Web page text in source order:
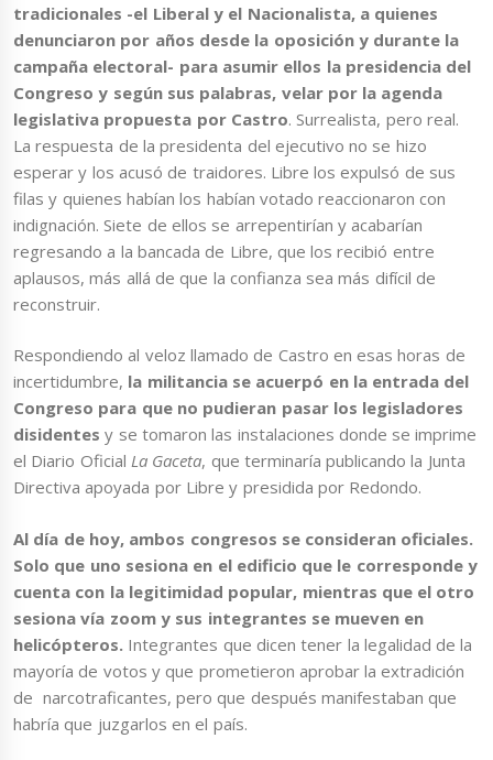
tradicionales -el Liberal y el Nacionalista, a quienes
denunciaron por años desde la oposición y durante la
campaña electoral- para asumir ellos la presidencia del
Congreso y según sus palabras, velar por la agenda
legislativa propuesta por Castro. Surrealista, pero real.
La respuesta de la presidenta del ejecutivo no se hizo
esperar y los acusó de traidores. Libre los expulsó de sus
filas y quienes habían los habían votado reaccionaron con
indignación. Siete de ellos se arrepentirían y acabarían
regresando a la bancada de Libre, que los recibió entre
aplausos, más allá de que la confianza sea más difícil de
reconstruir.
Respondiendo al veloz llamado de Castro en esas horas de
incertidumbre, la militancia se acuerpó en la entrada del
Congreso para que no pudieran pasar los legisladores
disidentesy se tomaron las instalaciones donde se imprime
el Diario Oficial La Gaceta, que terminaría publicando la Junta
Directiva apoyada por Libre y presidida por Redondo.
Al día de hoy, ambos congresos se consideran oficiales.
Solo que uno sesiona en el edificio que le corresponde y
cuenta con la legitimidad popular, mientras que el otro
sesiona vía zoom y sus integrantes se mueven en
helicópteros. Integrantes que dicen tener la legalidad de la
mayoría de votos y que prometieron aprobar la extradición
de narcotraficantes, pero que después manifestaban que
habría que juzgarlos en el país.